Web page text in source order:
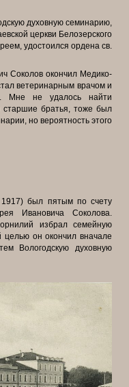
духовную семинарию,
церкви Белозерского
удостоился ордена св.
Соколов окончил Медико-
ветеринарным врачом и
Мне не удалось найти
старшие братья, тоже был
но вероятность этого
был пятым по счету
Ивановича Соколова.
избрал семейную
он окончил вначале
Вологодскую духовную